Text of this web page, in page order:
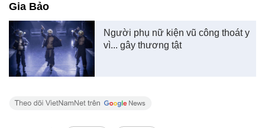
Gia Bảo
Người phụ nữ kiện vũ công thoát y
vì... gây thương tật